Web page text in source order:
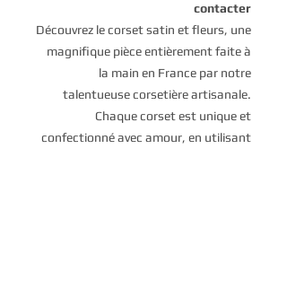
contacter
Découvrez le corset satin et fleurs, une
magnifique pièce entièrement faite à
la main en France par notre
talentueuse corsetière artisanale.
Chaque corset est unique et
confectionné avec amour, en utilisant